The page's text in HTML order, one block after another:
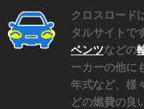
クロスロード
タルサイトで
ベンツなどの
ーカーの他に
年式など、様
どの燃費の良